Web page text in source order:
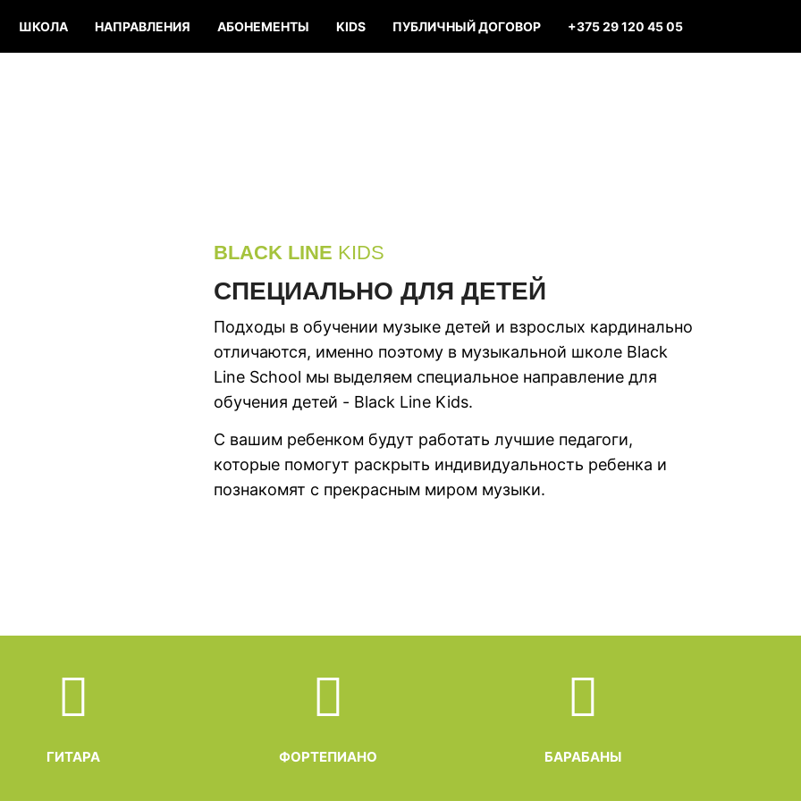
ШКОЛА НАПРАВЛЕНИЯ АБОНЕМЕНТЫ KIDS ПУБЛИЧНЫЙ ДОГОВОР +375 29 120 45 05
BLACK LINE KIDS
СПЕЦИАЛЬНО ДЛЯ ДЕТЕЙ
Подходы в обучении музыке детей и взрослых кардинально
отличаются, именно поэтому в музыкальной школе Black
Line School мы выделяем специальное направление для
обучения детей - Black Line Kids.
С вашим ребенком будут работать лучшие педагоги,
которые помогут раскрыть индивидуальность ребенка и
познакомят с прекрасным миром музыки.
ГИТАРА ФОРТЕПИАНО БАРАБАНЫ